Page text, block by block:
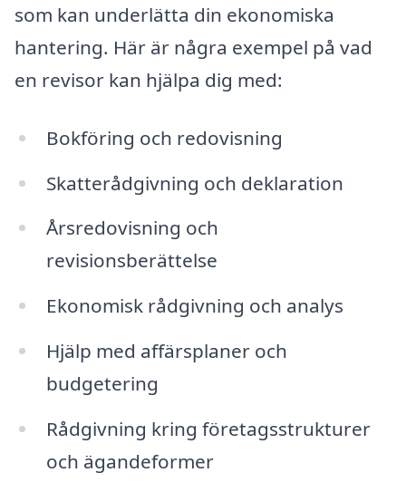
som kan underlätta din ekonomiska
hantering. Här är några exempel på vad
en revisor kan hjälpa dig med:
Bokföring och redovisning
Skatterådgivning och deklaration
Årsredovisning och
revisionsberättelse
Ekonomisk rådgivning och analys
Hjälp med affärsplaner och
budgetering
Rådgivning kring företagsstrukturer
och ägandeformer